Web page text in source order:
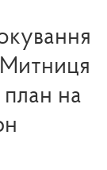
план на